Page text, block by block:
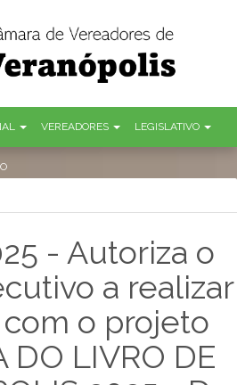
VEREADORES LEGISLATIVO
- Autoriza o
a realizar
o projeto
DO LIVRO DE